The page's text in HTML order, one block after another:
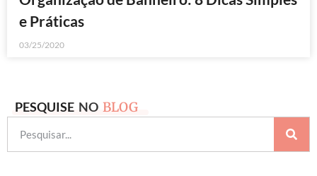
e Práticas
03/25/2020
PESQUISE NO BLOG